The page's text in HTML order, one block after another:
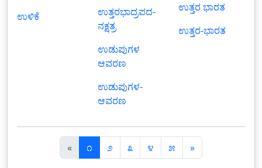
ಉಳಿಕೆ
ಉತ್ತರಭಾದ್ರಪದ-
ನಕ್ಷತ್ರ
ಉಡುಪುಗಳ
ಆವರಣ
ಉಡುಪುಗಳ-
ಆವರಣ
ಉತ್ತರ ಭಾರತ
ಉತ್ತರ-ಭಾರತ
«पि
छ
೧ ೨ ೩ ೪ ೫ »अ
ग